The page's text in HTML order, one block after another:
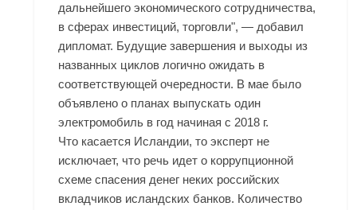
дальнейшего экономического сотрудничества,
в сферах инвестиций, торговли", — добавил
дипломат. Будущие завершения и выходы из
названных циклов логично ожидать в
соответствующей очередности. В мае было
объявлено о планах выпускать один
электромобиль в год начиная с 2018 г.
Что касается Исландии, то эксперт не
исключает, что речь идет о коррупционной
схеме спасения денег неких российских
вкладчиков исландских банков. Количество